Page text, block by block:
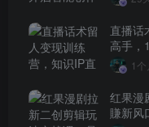
直播话
高手，
手
1
红果漫
賺新风